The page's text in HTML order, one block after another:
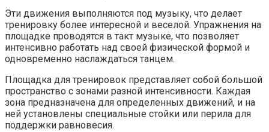
Эти движения выполняются под музыку, что делает
тренировку более интересной и веселой. Упражнения на
площадке проводятся в такт музыке, что позволяет
интенсивно работать над своей физической формой и
одновременно наслаждаться танцем.
Площадка для тренировок представляет собой большой
пространство с зонами разной интенсивности. Каждая
зона предназначена для определенных движений, и на
ней установлены специальные стойки или перила для
поддержки равновесия.